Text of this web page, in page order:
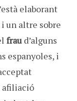
elaborant
un altre sobre
frau d’alguns
espanyoles, i
afiliació